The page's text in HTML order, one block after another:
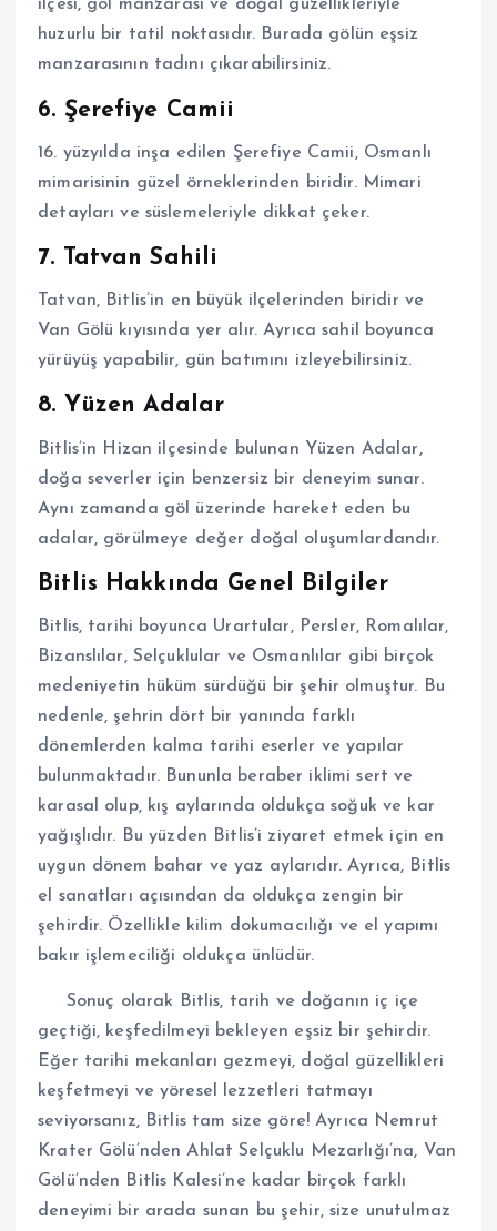
ilçesi, göl manzarası ve doğal güzellikleriyle
huzurlu bir tatil noktasıdır. Burada gölün eşsiz
manzarasının tadını çıkarabilirsiniz.
6. Şerefiye Camii
16. yüzyılda inşa edilen Şerefiye Camii, Osmanlı
mimarisinin güzel örneklerinden biridir. Mimari
detayları ve süslemeleriyle dikkat çeker.
7. Tatvan Sahili
Tatvan, Bitlis’in en büyük ilçelerinden biridir ve
Van Gölü kıyısında yer alır. Ayrıca sahil boyunca
yürüyüş yapabilir, gün batımını izleyebilirsiniz.
8. Yüzen Adalar
Bitlis’in Hizan ilçesinde bulunan Yüzen Adalar,
doğa severler için benzersiz bir deneyim sunar.
Aynı zamanda göl üzerinde hareket eden bu
adalar, görülmeye değer doğal oluşumlardandır.
Bitlis Hakkında Genel Bilgiler
Bitlis, tarihi boyunca Urartular, Persler, Romalılar,
Bizanslılar, Selçuklular ve Osmanlılar gibi birçok
medeniyetin hüküm sürdüğü bir şehir olmuştur. Bu
nedenle, şehrin dört bir yanında farklı
dönemlerden kalma tarihi eserler ve yapılar
bulunmaktadır. Bununla beraber iklimi sert ve
karasal olup, kış aylarında oldukça soğuk ve kar
yağışlıdır. Bu yüzden Bitlis’i ziyaret etmek için en
uygun dönem bahar ve yaz aylarıdır. Ayrıca, Bitlis
el sanatları açısından da oldukça zengin bir
şehirdir. Özellikle kilim dokumacılığı ve el yapımı
bakır işlemeciliği oldukça ünlüdür.
Sonuç olarak Bitlis, tarih ve doğanın iç içe
geçtiği, keşfedilmeyi bekleyen eşsiz bir şehirdir.
Eğer tarihi mekanları gezmeyi, doğal güzellikleri
keşfetmeyi ve yöresel lezzetleri tatmayı
seviyorsanız, Bitlis tam size göre! Ayrıca Nemrut
Krater Gölü’nden Ahlat Selçuklu Mezarlığı’na, Van
Gölü’nden Bitlis Kalesi’ne kadar birçok farklı
deneyimi bir arada sunan bu şehir, size unutulmaz